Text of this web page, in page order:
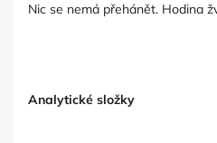
Nic se nemá přehánět. Hodina
Analytické složky